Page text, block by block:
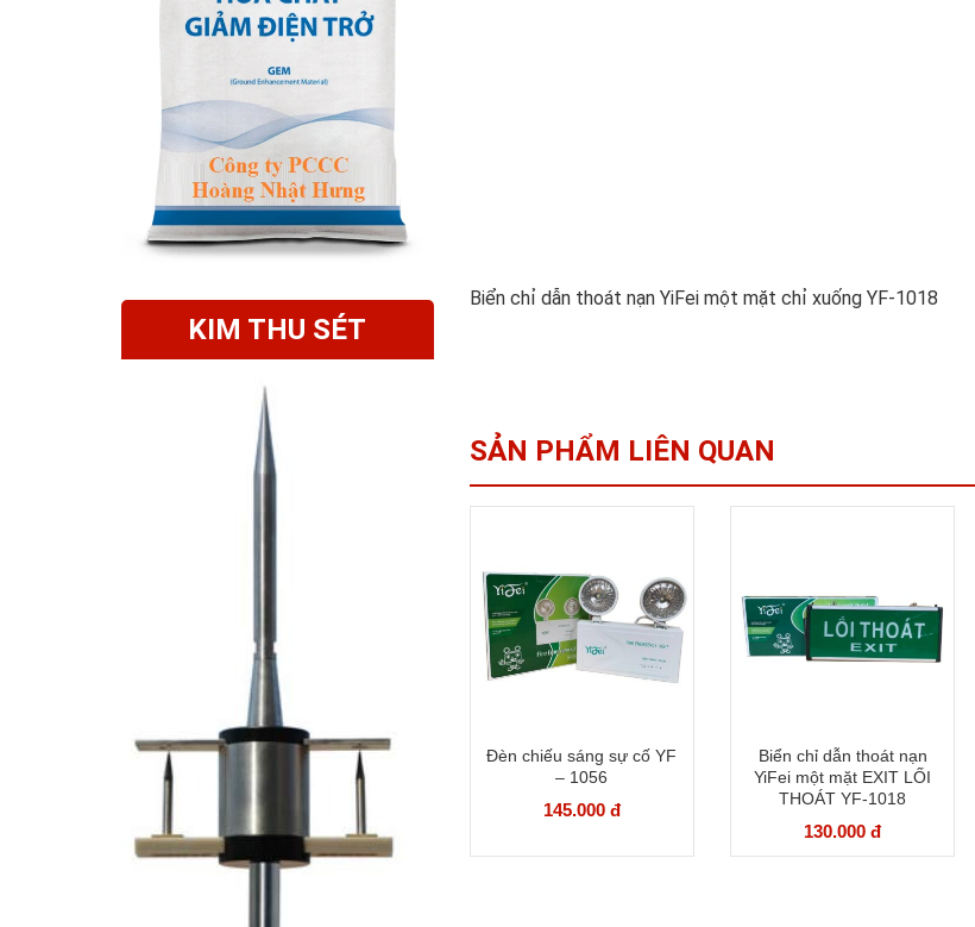
Biển chỉ dẫn thoát nạn YiFei một mặt chỉ xuống YF-1018
SẢN PHẨM LIÊN QUAN
Đèn chiếu sáng sự cố YF
– 1056
145.000 đ
Biển chỉ dẫn thoát nạn
YiFei một mặt EXIT LỐI
THOÁT YF-1018
130.000 đ
KIM THU SÉT